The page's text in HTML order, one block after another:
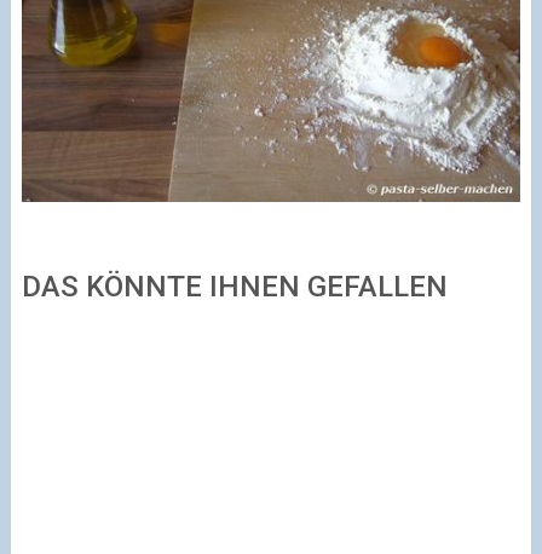
DAS KÖNNTE IHNEN GEFALLEN